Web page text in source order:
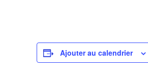
Ajouter au calendrier